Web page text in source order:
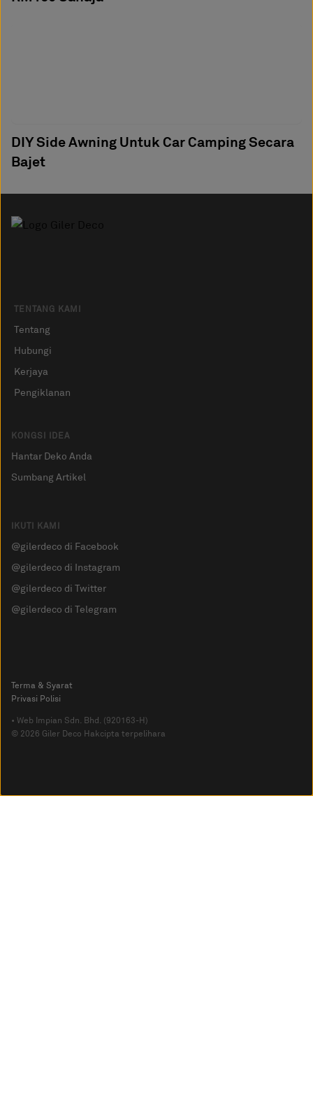
DIY Side Awning Untuk Car Camping Secara
Bajet
TENTANG KAMI
Tentang
Hubungi
Kerjaya
Pengiklanan
KONGSI IDEA
Hantar Deko Anda
Sumbang Artikel
IKUTI KAMI
@gilerdeco di Facebook
@gilerdeco di Instagram
@gilerdeco di Twitter
@gilerdeco di Telegram
© 2026 Giler Deco Hakcipta terpelihara
• Web Impian Sdn. Bhd. (920163-H)
Privasi Polisi
Terma & Syarat